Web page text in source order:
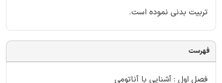
تربیت بدنی نموده است.
فهرست
فصل اول : آشنایی با آناتومی